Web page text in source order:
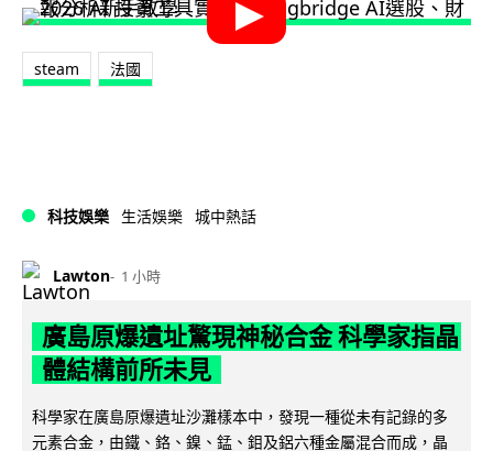
steam 法國
科技娛樂 生活娛樂 城中熱話
Lawton 1 小時
廣島原爆遺址驚現神秘合金 科學家指晶
體結構前所未見
科學家在廣島原爆遺址沙灘樣本中，發現一種從未有記錄的多
元素合金，由鐵、鉻、鎳、錳、鉬及鋁六種金屬混合而成，晶